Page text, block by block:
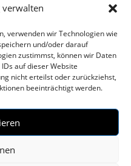
verwenden wir Technologien wie
und/oder darauf
zustimmst, können wir Daten
auf dieser Website
nicht erteilst oder zurückziehst,
beeinträchtigt werden.
|